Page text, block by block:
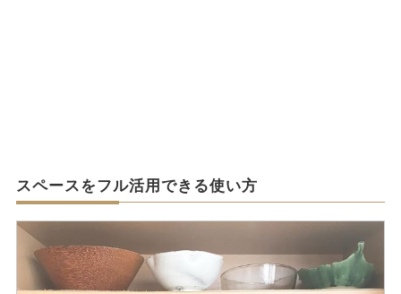
スペースをフル活用できる使い方